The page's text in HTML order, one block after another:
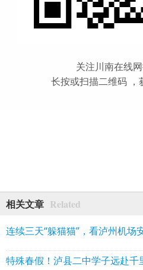
关注川南在线
长按或扫描二维码 ，
相关文章 Related
连续三天“躲猫猫”，看泸州机场
特殊春假！泸县二中学子远赴千